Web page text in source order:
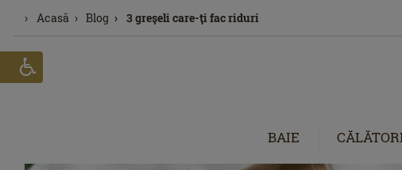
Acasă Blog 3 greşeli care-ţi fac riduri
BAIE